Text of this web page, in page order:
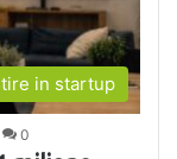
in startup
0